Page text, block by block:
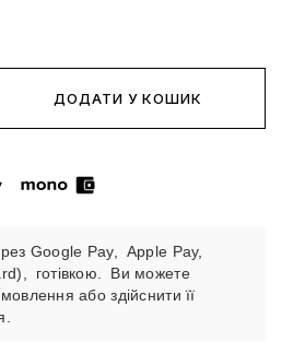
ДОДАТИ У КОШИК
Google Pay,
Apple Pay,
готівкою.
Ви можете
або здійснити її